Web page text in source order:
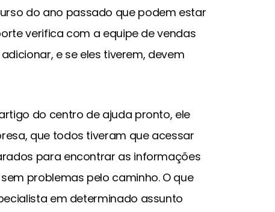
do ano passado que podem estar
verifica com a equipe de vendas
e se eles tiverem, devem
do centro de ajuda pronto, ele
que todos tiveram que acessar
para encontrar as informações
problemas pelo caminho. O que
em determinado assunto